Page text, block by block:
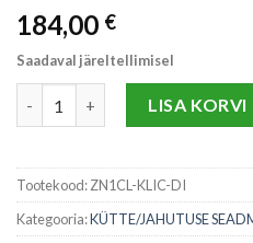
184,00 €
Saadaval järeltellimisel
LISA KORVI
Tootekood:ZN1CL-KLIC-DI
Kategooria:KÜTTE/JAHUTUSE